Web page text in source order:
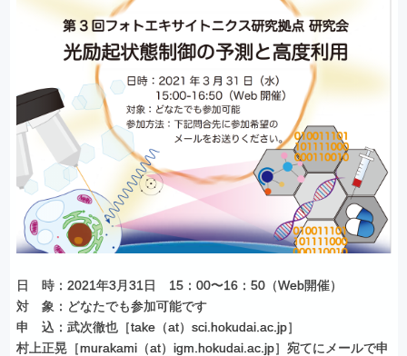
日 時：2021年3月31日 15：00〜16：50（Web開催）
対 象：どなたでも参加可能です
申 込：武次徹也［take（at）sci.hokudai.ac.jp］
村上正晃［murakami（at）igm.hokudai.ac.jp］宛てにメールで申